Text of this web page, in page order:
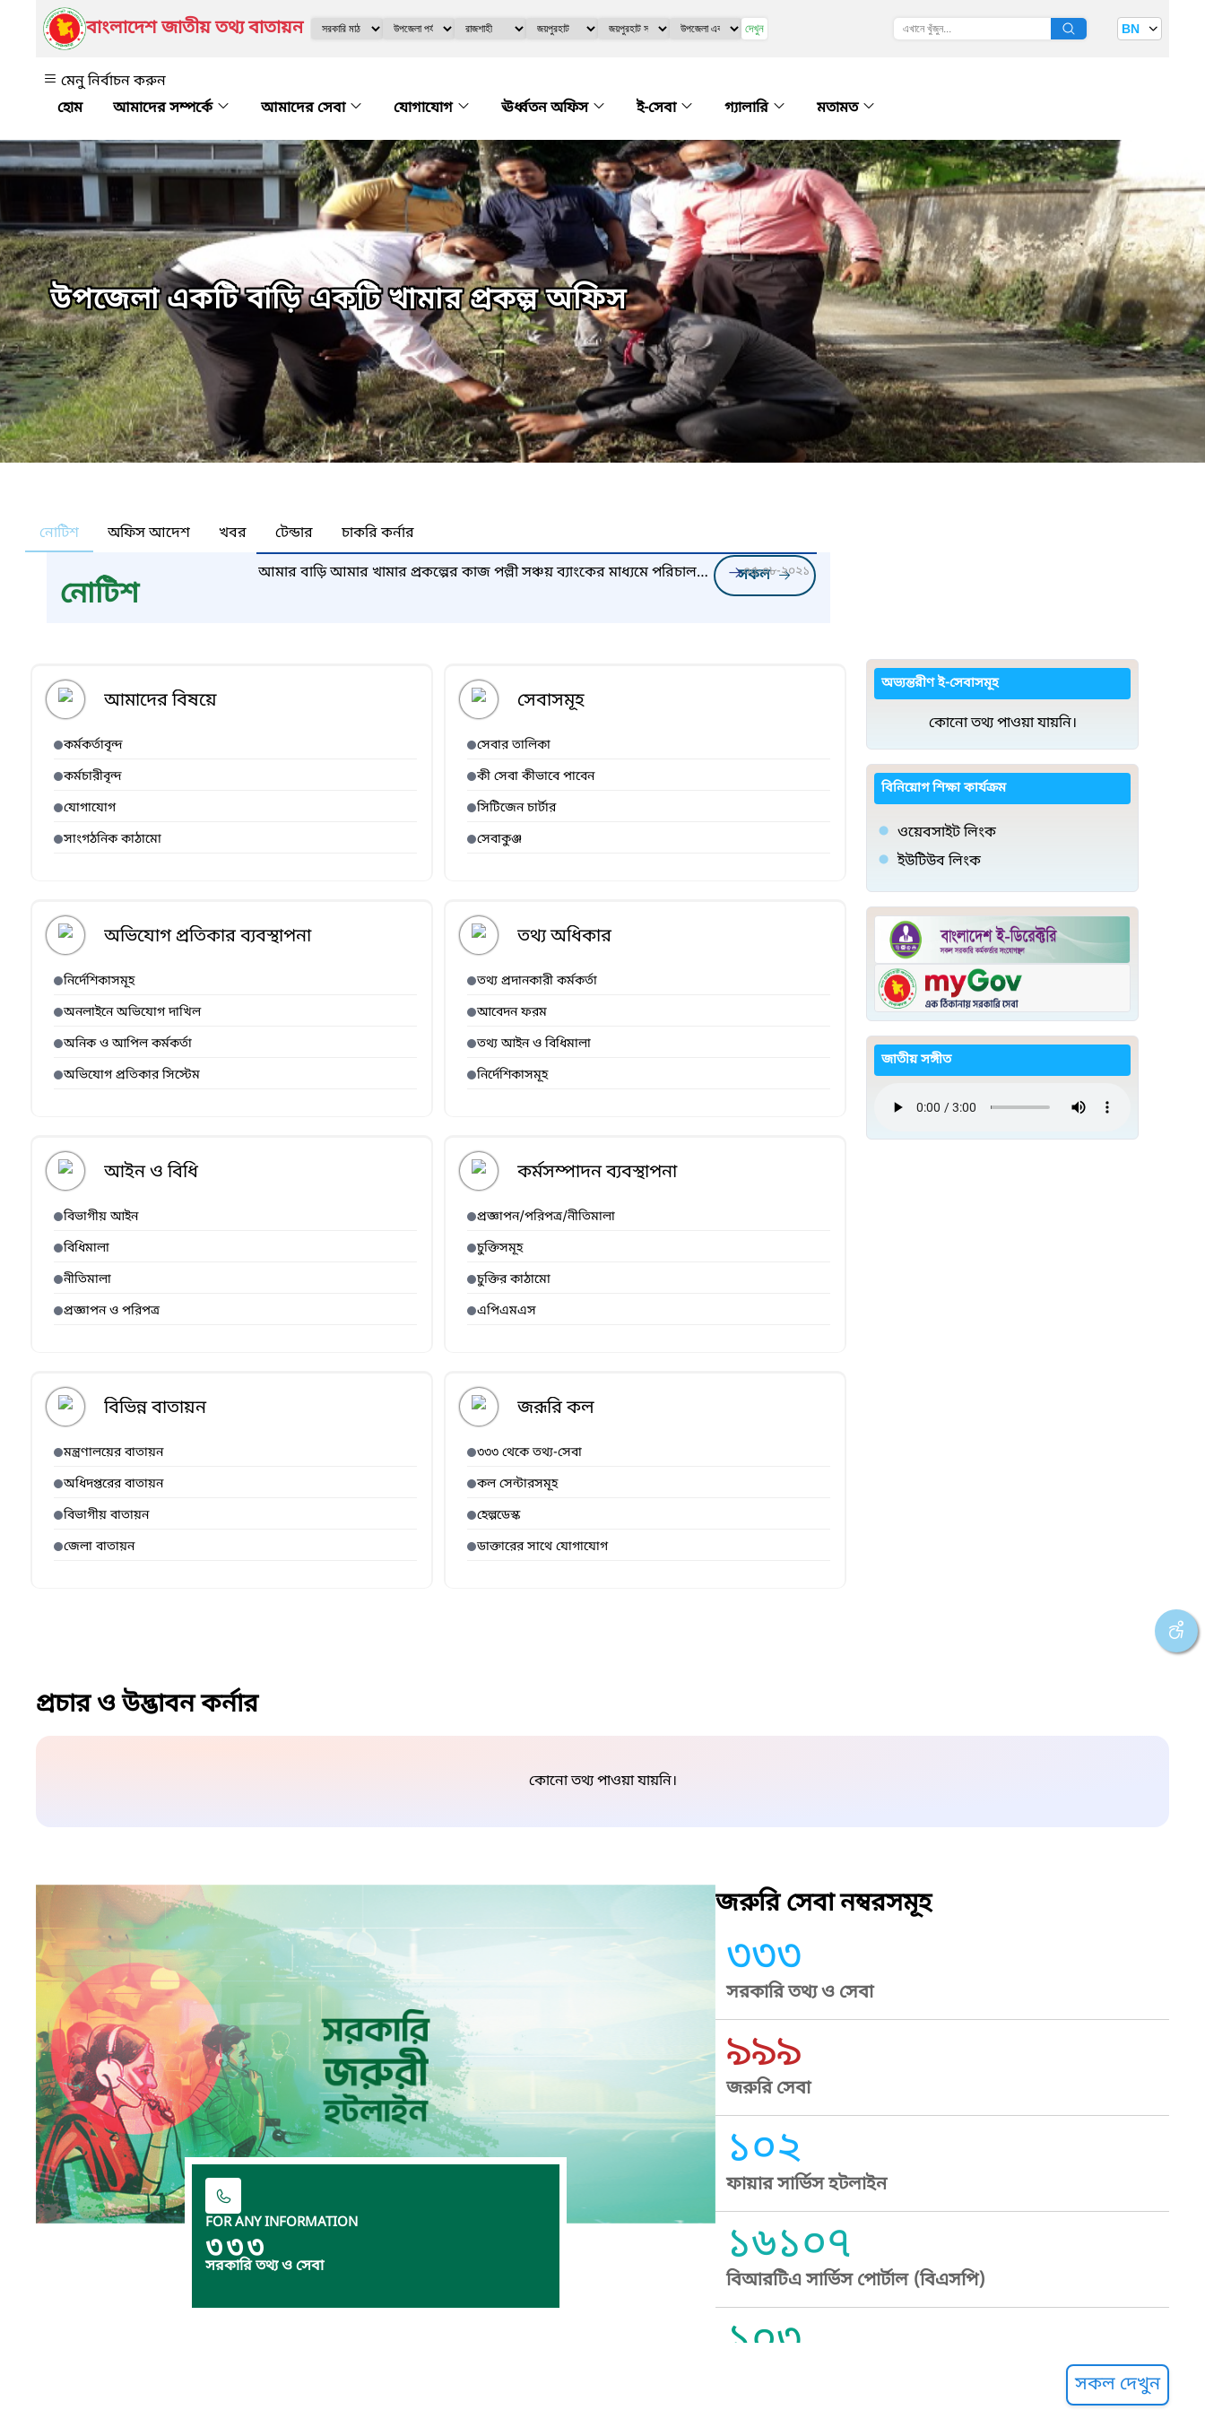
বাংলাদেশ জাতীয় তথ্য বাতায়ন দেখুন BN
মেনু নির্বাচন করুন
আমাদের সম্পর্কে
আমাদের সেবা যোগাযোগ ঊর্ধ্বতন অফিস ই-সেবা গ্যালারি মতামত
উপজেলা একটি বাড়ি একটি খামার প্রকল্প অফিস
নোটিশ অফিস আদেশ খবর টেন্ডার চাকরি কর্নার
নোটিশ
সকল
আমার বাড়ি আমার খামার প্রকল্পের কাজ পল্লী সঞ্চয় ব্যাংকের মাধ্যমে পরিচালনা
০৫-০৮-২০২১
আমাদের বিষয়ে
কর্মকর্তাবৃন্দ
কর্মচারীবৃন্দ
যোগাযোগ
সাংগঠনিক কাঠামো
সেবাসমূহ
সেবার তালিকা
কী সেবা কীভাবে পাবেন
সিটিজেন চার্টার
সেবাকুঞ্জ
অভিযোগ প্রতিকার ব্যবস্থাপনা
নির্দেশিকাসমূহ
অনলাইনে অভিযোগ দাখিল
অনিক ও আপিল কর্মকর্তা
অভিযোগ প্রতিকার সিস্টেম
তথ্য অধিকার
তথ্য প্রদানকারী কর্মকর্তা
আবেদন ফরম
তথ্য আইন ও বিধিমালা
নির্দেশিকাসমূহ
আইন ও বিধি
বিভাগীয় আইন
বিধিমালা
নীতিমালা
প্রজ্ঞাপন ও পরিপত্র
কর্মসম্পাদন ব্যবস্থাপনা
প্রজ্ঞাপন/পরিপত্র/নীতিমালা
চুক্তিসমূহ
চুক্তির কাঠামো
এপিএমএস
বিভিন্ন বাতায়ন
মন্ত্রণালয়ের বাতায়ন
অধিদপ্তরের বাতায়ন
বিভাগীয় বাতায়ন
জেলা বাতায়ন
জরূরি কল
৩৩৩ থেকে তথ্য-সেবা
কল সেন্টারসমূহ
হেল্পডেস্ক
ডাক্তারের সাথে যোগাযোগ
অভ্যন্তরীণ ই-সেবাসমূহ
কোনো তথ্য পাওয়া যায়নি।
বিনিয়োগ শিক্ষা কার্যক্রম
ওয়েবসাইট লিংক
ইউটিউব লিংক
জাতীয় সঙ্গীত
প্রচার ও উদ্ভাবন কর্নার
কোনো তথ্য পাওয়া যায়নি।
FOR ANY INFORMATION
৩৩৩
সরকারি তথ্য ও সেবা
জরুরি সেবা নম্বরসমূহ
৩৩৩
সরকারি তথ্য ও সেবা
৯৯৯
জরুরি সেবা
১০২
ফায়ার সার্ভিস হটলাইন
১৬১০৭
বিআরটিএ সার্ভিস পোর্টাল (বিএসপি)
১০৩
সকল দেখুন